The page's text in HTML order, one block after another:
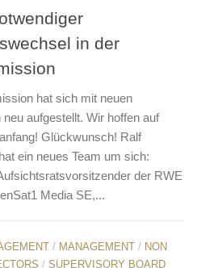
in der
hat sich mit neuen
aufgestellt. Wir hoffen auf
Glückwunsch! Ralf
ein neues Team um sich:
der RWE
Media SE,...
/ MANAGEMENT / NON
/ SUPERVISORY BOARD